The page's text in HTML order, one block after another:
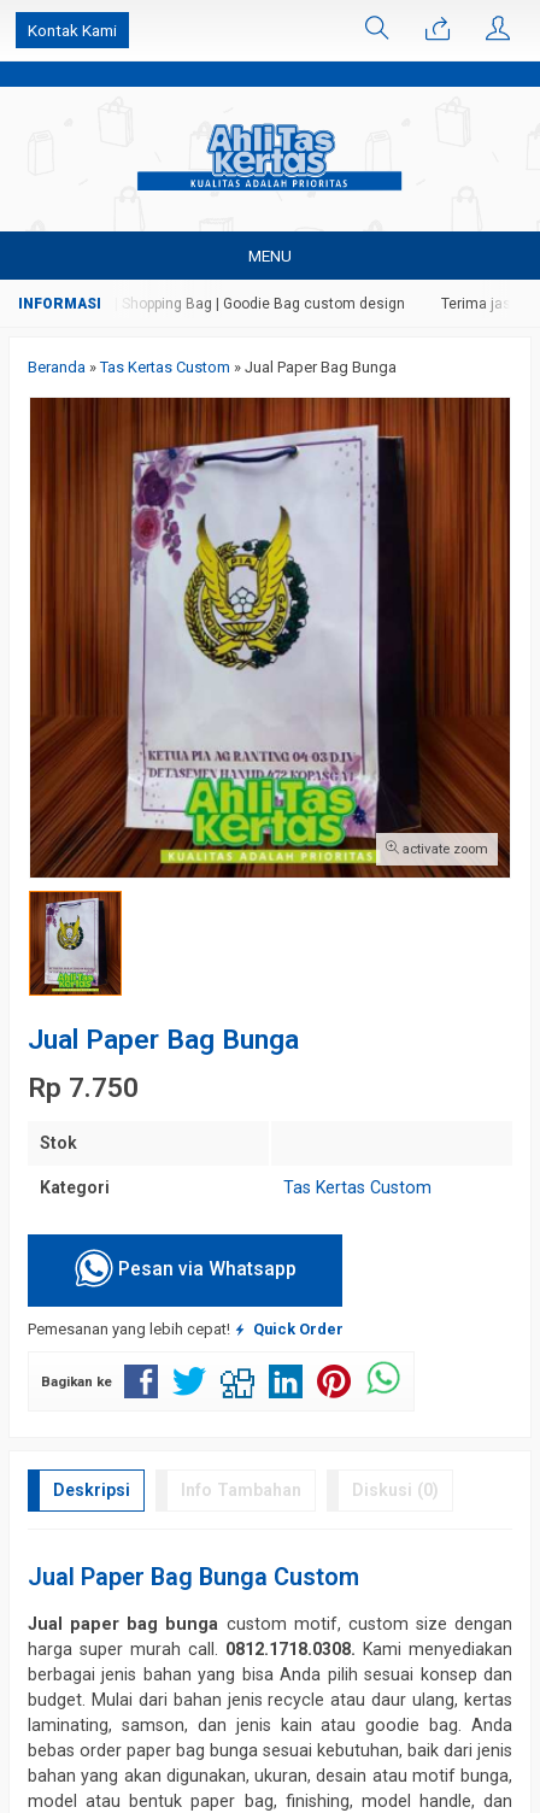
k6Ghe9jF9rmtx91MrSV7BIpW27id0SMW1kLEoe8rM2U
Kontak Kami
MENU
Paper Bag | Shopping Bag | Goodie Bag custom design Terima jasa
Beranda » Tas Kertas Custom » Jual Paper Bag Bunga
activate zoom
Jual Paper Bag Bunga
Rp 7.750
Stok
Kategori Tas Kertas Custom
Pesan via Whatsapp
Pemesanan yang lebih cepat! Quick Order
Bagikan ke
Deskripsi Info Tambahan Diskusi (0)
Jual Paper Bag Bunga Custom
Jual paper bag bunga custom motif, custom size dengan
harga super murah call. 0812.1718.0308. Kami menyediakan
berbagai jenis bahan yang bisa Anda pilih sesuai konsep dan
budget. Mulai dari bahan jenis recycle atau daur ulang, kertas
laminating, samson, dan jenis kain atau goodie bag. Anda
bebas order paper bag bunga sesuai kebutuhan, baik dari jenis
bahan yang akan digunakan, ukuran, desain atau motif bunga,
model atau bentuk paper bag, finishing, model handle, dan